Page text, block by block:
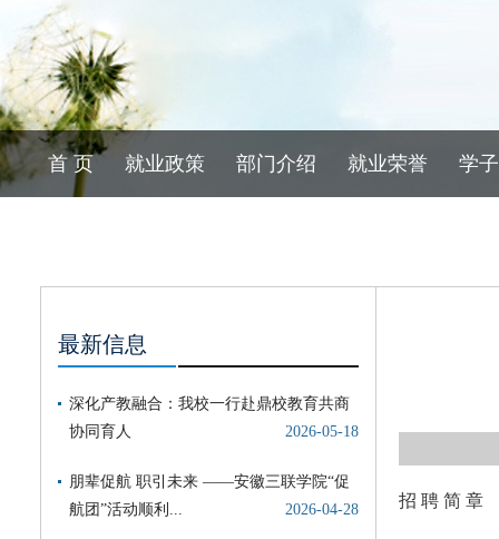
首 页 就业政策 部门介绍 就业荣誉 学
最新信息
招 聘 简 章